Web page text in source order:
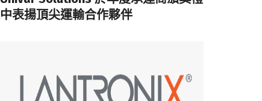
中表揚頂尖運輸合作夥伴